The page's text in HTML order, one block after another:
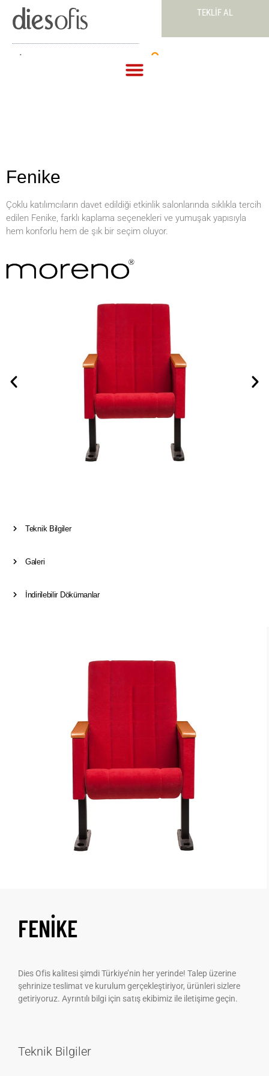
TEKLIF AL
Teklif Al
Fenike
Çoklu katılımcıların davet edildiği etkinlik salonlarında sıklıkla tercih
edilen Fenike, farklı kaplama seçenekleri ve yumuşak yapısıyla
hem konforlu hem de şık bir seçim oluyor.
Teknik Bilgiler
Galeri
İndirilebilir Dökümanlar
FENIKE
Dies Ofis kalitesi şimdi Türkiye’nin her yerinde! Talep üzerine
şehrinize teslimat ve kurulum gerçekleştiriyor, ürünleri sizlere
getiriyoruz. Ayrıntılı bilgi için satış ekibimiz ile iletişime geçin.
Teknik Bilgiler